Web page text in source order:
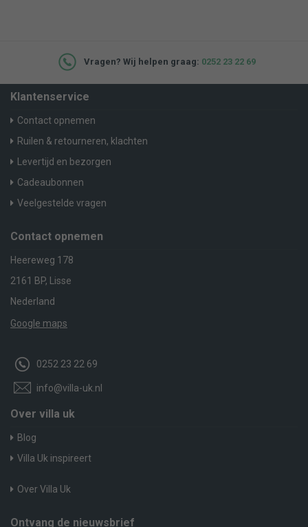
Vragen? Wij helpen graag: 0252 23 22 69
Klantenservice
Contact opnemen
Ruilen & retourneren, klachten
Levertijd en bezorgen
Cadeaubonnen
Veelgestelde vragen
Contact opnemen
Heereweg 178
2161 BP, Lisse
Nederland
Google maps
0252 23 22 69
info@villa-uk.nl
Over villa uk
Blog
Villa Uk inspireert
Over Villa Uk
Ontvang de nieuwsbrief